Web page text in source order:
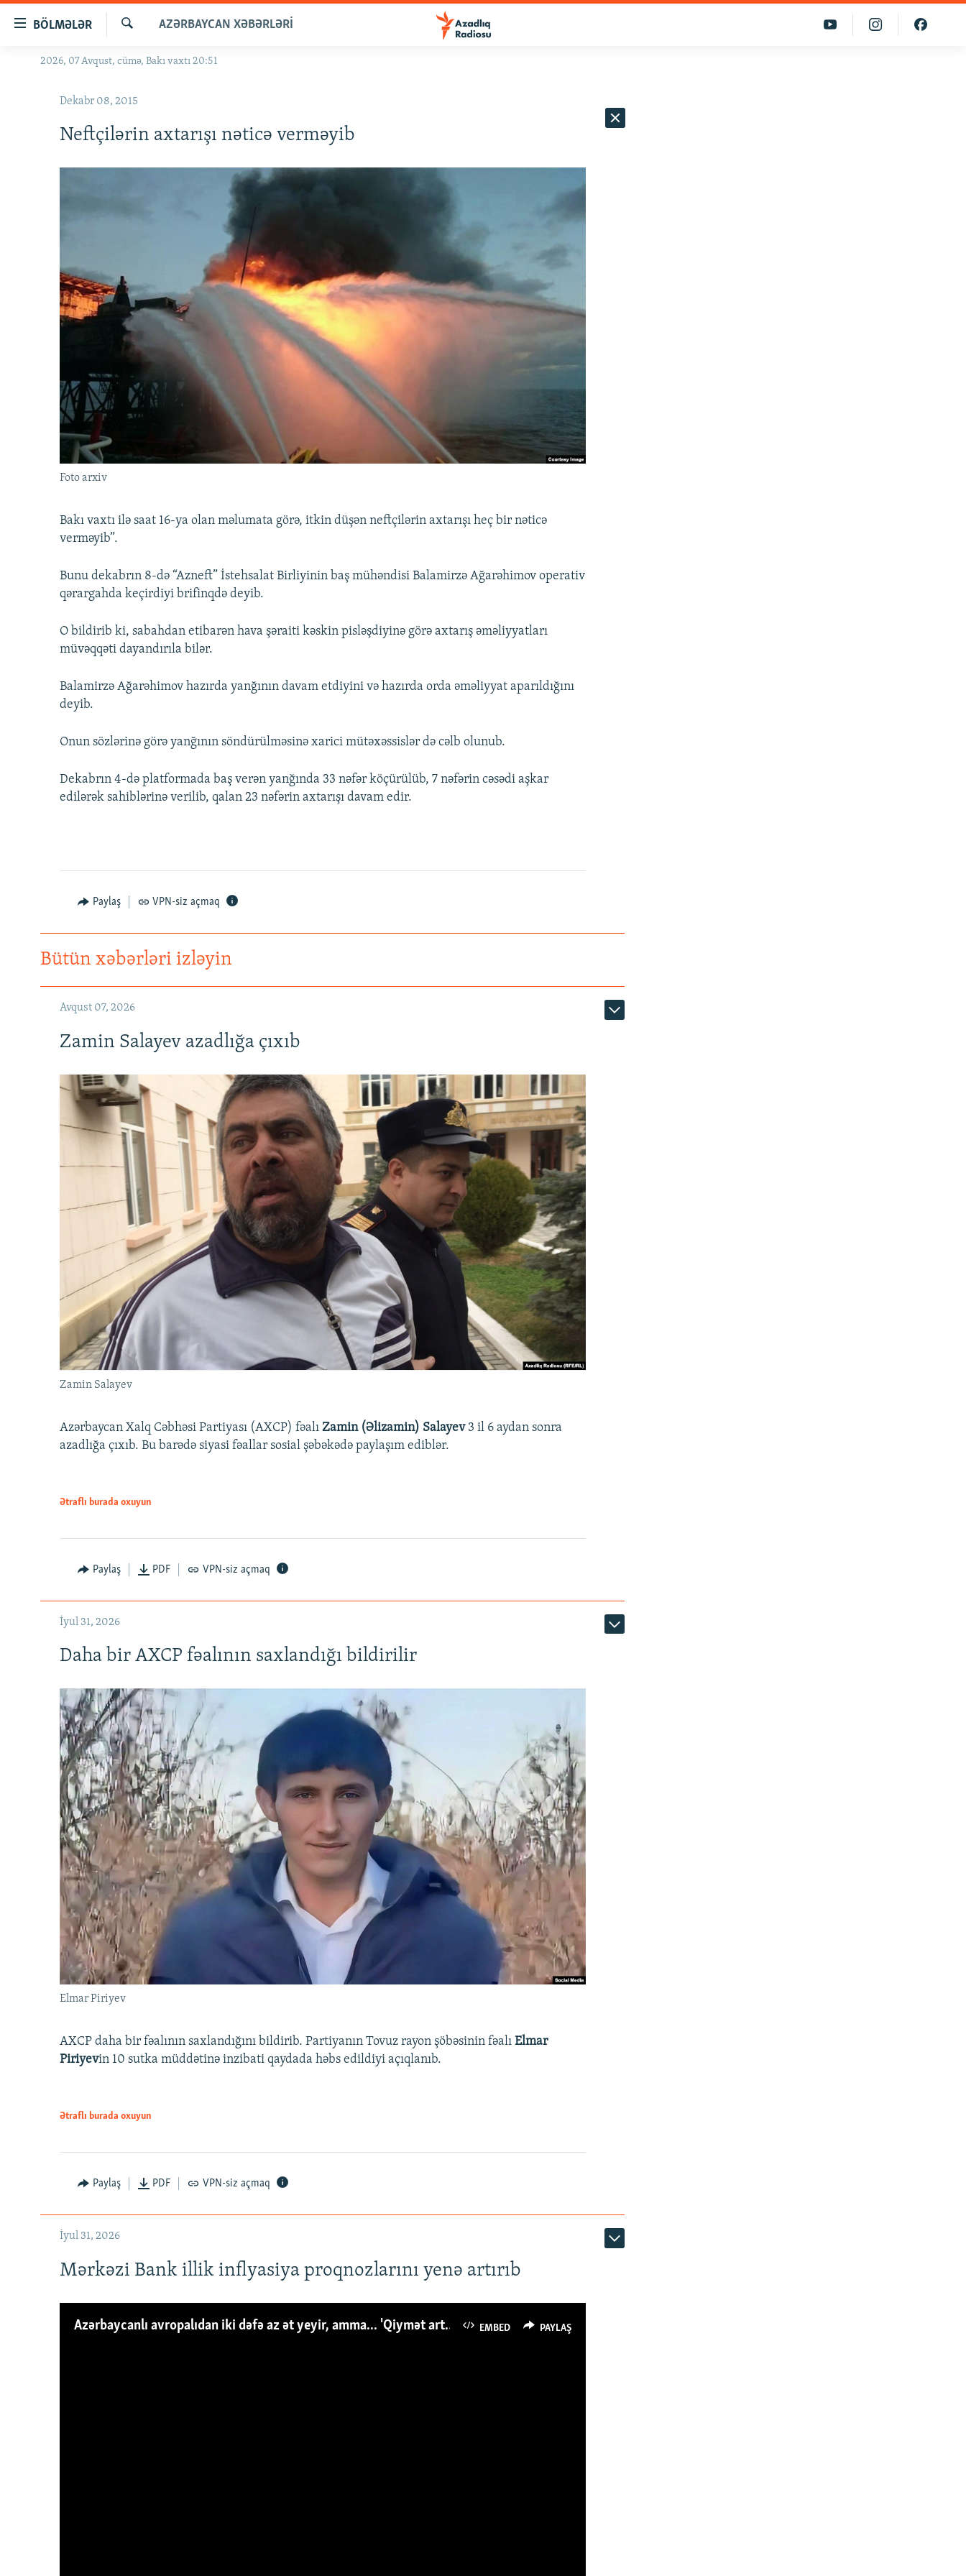
naviqasiyaya
BÖLMƏLƏR
GÜNDƏM
#ƏSLINDƏ
FƏRQƏ BAX
FOTOQALEREYA
İNFOQRAFIKA
RADIO ARXIV
OXU ZALI
AZƏRBAYCAN ƏDƏBIYYATI KITABXANASI
İZ - MƏDƏNIYYƏT PROQRAMI
HAQQIMIZDA
MISSIYAMIZ
PEŞƏ ETIKASI VƏ JURNALISTIKA
MATERIALLARIMIZDAN ISTIFADƏ
AZADLIQRADIOSU MOBIL TELEFONUNUZDA
BIZIMLƏ ƏLAQƏ
Axtar
AZƏRBAYCAN XƏBƏRLƏRI
2026, 07 Avqust, cümə, Bakı vaxtı 20:51
Dekabr 08, 2015
Neftçilərin axtarışı nəticə verməyib
Foto arxiv
Bakı vaxtı ilə saat 16-ya olan məlumata görə, itkin düşən neftçilərin axtarışı heç bir nəticə
verməyib”.
Bunu dekabrın 8-də “Azneft” İstehsalat Birliyinin baş mühəndisi Balamirzə Ağarəhimov operativ
qərargahda keçirdiyi brifinqdə deyib.
O bildirib ki, sabahdan etibarən hava şəraiti kəskin pisləşdiyinə görə axtarış əməliyyatları
müvəqqəti dayandırıla bilər.
Balamirzə Ağarəhimov hazırda yanğının davam etdiyini və hazırda orda əməliyyat aparıldığını
deyib.
Onun sözlərinə görə yanğının söndürülməsinə xarici mütəxəssislər də cəlb olunub.
Dekabrın 4-də platformada baş verən yanğında 33 nəfər köçürülüb, 7 nəfərin cəsədi aşkar
edilərək sahiblərinə verilib, qalan 23 nəfərin axtarışı davam edir.
Paylaş VPN-siz açmaq
Bütün xəbərləri izləyin
Avqust 07, 2026
Zamin Salayev azadlığa çıxıb
Zamin Salayev
Azərbaycan Xalq Cəbhəsi Partiyası (AXCP) fəalı Zamin (Əlizamin) Salayev 3 il 6 aydan sonra
azadlığa çıxıb. Bu barədə siyasi fəallar sosial şəbəkədə paylaşım ediblər.
Ətraflı burada oxuyun
Paylaş PDF VPN-siz açmaq
İyul 31, 2026
Daha bir AXCP fəalının saxlandığı bildirilir
Elmar Piriyev
AXCP daha bir fəalının saxlandığını bildirib. Partiyanın Tovuz rayon şöbəsinin fəalı Elmar
Piriyevin 10 sutka müddətinə inzibati qaydada həbs edildiyi açıqlanıb.
Ətraflı burada oxuyun
Paylaş PDF VPN-siz açmaq
İyul 31, 2026
Mərkəzi Bank illik inflyasiya proqnozlarını yenə artırıb
EMBED PAYLAŞ
Azərbaycanlı avropalıdan iki dəfə az ət yeyir, amma... 'Qiymət artımı qaçılmazdır'